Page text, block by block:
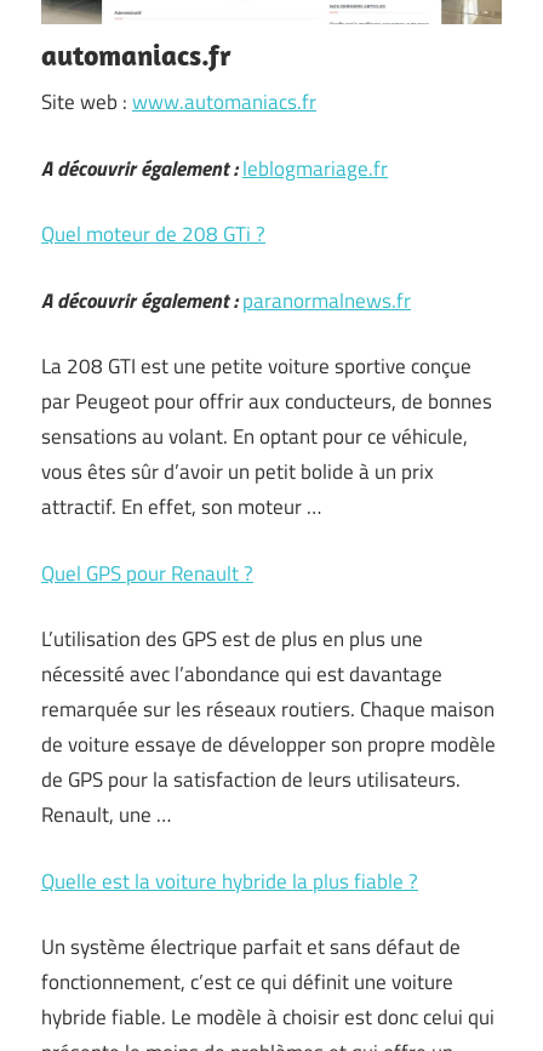
automaniacs.fr
Site web :www.automaniacs.fr
A découvrir également :leblogmariage.fr
Quel moteur de 208 GTi ?
A découvrir également :paranormalnews.fr
La 208 GTI est une petite voiture sportive conçue
par Peugeot pour offrir aux conducteurs, de bonnes
sensations au volant. En optant pour ce véhicule,
vous êtes sûr d’avoir un petit bolide à un prix
attractif. En effet, son moteur …
Quel GPS pour Renault ?
L’utilisation des GPS est de plus en plus une
nécessité avec l’abondance qui est davantage
remarquée sur les réseaux routiers. Chaque maison
de voiture essaye de développer son propre modèle
de GPS pour la satisfaction de leurs utilisateurs.
Renault, une …
Quelle est la voiture hybride la plus fiable ?
Un système électrique parfait et sans défaut de
fonctionnement, c’est ce qui définit une voiture
hybride fiable. Le modèle à choisir est donc celui qui